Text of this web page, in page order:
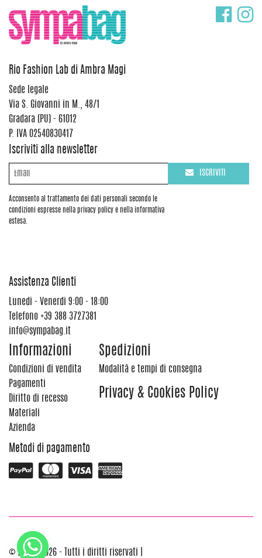
Rio Fashion Lab di Ambra Magi
Sede legale
Via S. Giovanni in M., 48/1
Gradara (PU) - 61012
P. IVA 02540830417
Iscriviti alla newsletter
Acconsento al trattamento dei dati personali secondo le
condizioni espresse nella privacy policy e nella informativa
estesa.
ISCRIVITI
Assistenza Clienti
Lunedi - Venerdi 9:00 - 18:00
Telefono +39 388 3727381
info@sympabag.it
Informazioni
Condizioni di vendita
Pagamenti
Diritto di recesso
Materiali
Azienda
Spedizioni
Modalità e tempi di consegna
Privacy & Cookies Policy
Metodi di pagamento
© 2012 - 2026 - Tutti i diritti riservati |